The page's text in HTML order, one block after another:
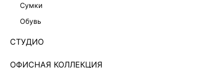
сумки
обувь
СТУДИО
ОФИСНАЯ КОЛЛЕКЦИЯ
ТРИКОТАЖНОЕ ПЛАТЬЕ МИДИ С РАЗРЕЗОМ
5151312513-50
Нет в наличии